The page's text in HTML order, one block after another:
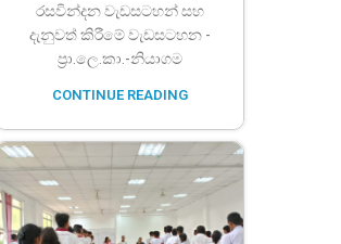
රසවින්දන වැඩසටහන් සහ
දැනුවත් කිරීමේ වැඩසටහන -
ප්‍රා.ලෙ.කා.-නියාගම
CONTINUE READING